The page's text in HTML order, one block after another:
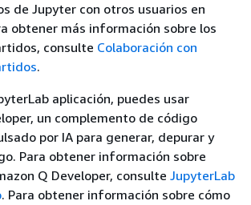
de Jupyter con otros usuarios en
obtener más información sobre los
consulte Colaboración con
.
aplicación, puedes usar
un complemento de código
por IA para generar, depurar y
Para obtener información sobre
Q Developer, consulte JupyterLab
. Para obtener información sobre cómo